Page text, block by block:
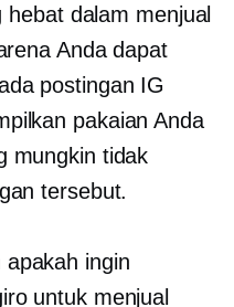
dalam menjual
Anda dapat
postingan IG
pakaian Anda
mungkin tidak
tersebut.
ingin
untuk menjual